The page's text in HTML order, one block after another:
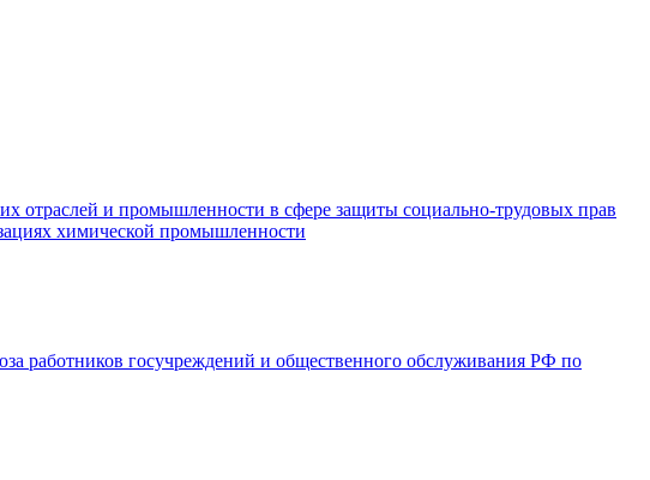
отраслей и промышленности в сфере защиты социально-трудовых прав
химической промышленности
работников госучреждений и общественного обслуживания РФ по